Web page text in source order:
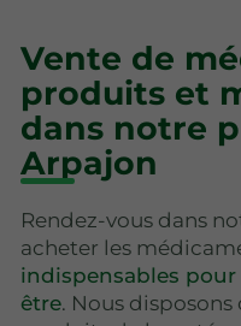
Vente de
produits et
dans notre
Arpajon
Rendez-vous dans
acheter les
indispensables
être. Nous